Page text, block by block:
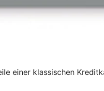
einer klassischen